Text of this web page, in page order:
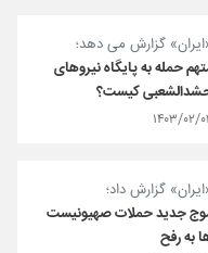
گزارش می دهد؛
حمله به پایگاه نیروهای
کیست؟
۰۲/۰۲
گزارش داد؛
جدید حملات صهیونیست
به رفح